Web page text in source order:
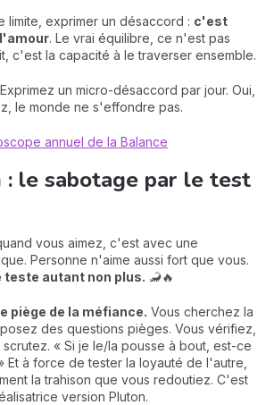
limite, exprimer un désaccord : c'est
. Le vrai équilibre, ce n'est pas
c'est la capacité à le traverser ensemble.
Exprimez un micro-désaccord par jour. Oui,
le monde ne s'effondre pas.
annuel de la Balance
: le sabotage par le test
vous aimez, c'est avec une
Personne n'aime aussi fort que vous.
teste autant non plus. 🦂🔥
piège de la méfiance. Vous cherchez la
des questions pièges. Vous vérifiez,
« Si je le/la pousse à bout, est-ce
Et à force de tester la loyauté de l'autre,
la trahison que vous redoutiez. C'est
version Pluton.